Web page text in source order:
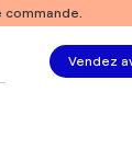
commande.
Vendez